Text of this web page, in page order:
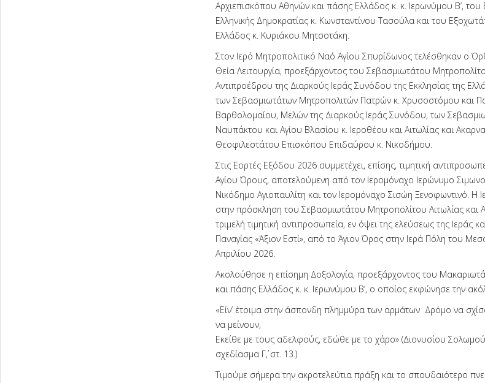
Αρχιεπισκόπου Αθηνών και πάσης Ελλάδος κ. κ. Ιερωνύμου Β’,
Ελληνικής Δημοκρατίας κ. Κωνσταντίνου Τασούλα και του
Ελλάδος κ. Κυριάκου Μητσοτάκη.
Στον Ιερό Μητροπολιτικό Ναό Αγίου Σπυρίδωνος τελέσθηκαν ο
Θεία Λειτουργία, προεξάρχοντος του Σεβασμιωτάτου
Αντιπροέδρου της Διαρκούς Ιεράς Συνόδου της Εκκλησίας της
των Σεβασμιωτάτων Μητροπολιτών Πατρών κ. Χρυσοστόμου και
Βαρθολομαίου, Μελών της Διαρκούς Ιεράς Συνόδου, των
Ναυπάκτου και Αγίου Βλασίου κ. Ιεροθέου και Αιτωλίας και
Θεοφιλεστάτου Επισκόπου Επιδαύρου κ. Νικοδήμου.
Στις Εορτές Εξόδου 2026 συμμετέχει, επίσης, τιμητική
Αγίου Όρους, αποτελούμενη από τον Ιερομόναχο Ιερώνυμο
Νικόδημο Αγιοπαυλίτη και τον Ιερομόναχο Σισώη Ξενοφωντινό. Η
στην πρόσκληση του Σεβασμιωτάτου Μητροπολίτου Αιτωλίας και
τριμελή τιμητική αντιπροσωπεία, εν όψει της ελεύσεως της Ιεράς
Παναγίας «Άξιον Εστί», από το Άγιον Όρος στην Ιερά Πόλη του
Απριλίου 2026.
Ακολούθησε η επίσημη Δοξολογία, προεξάρχοντος του
και πάσης Ελλάδος κ. κ. Ιερωνύμου Β’, ο οποίος εκφώνησε την
«Είν’ έτοιμα στην άσπονδη πλημμύρα των αρμάτων Δρόμο να
να μείνουν,
Εκείθε με τους αδελφούς, εδώθε με το χάρο» (Διονυσίου
σχεδίασμα Γ΄, στ. 13.)
Τιμούμε σήμερα την ακροτελεύτια πράξη και το σπουδαιότερο